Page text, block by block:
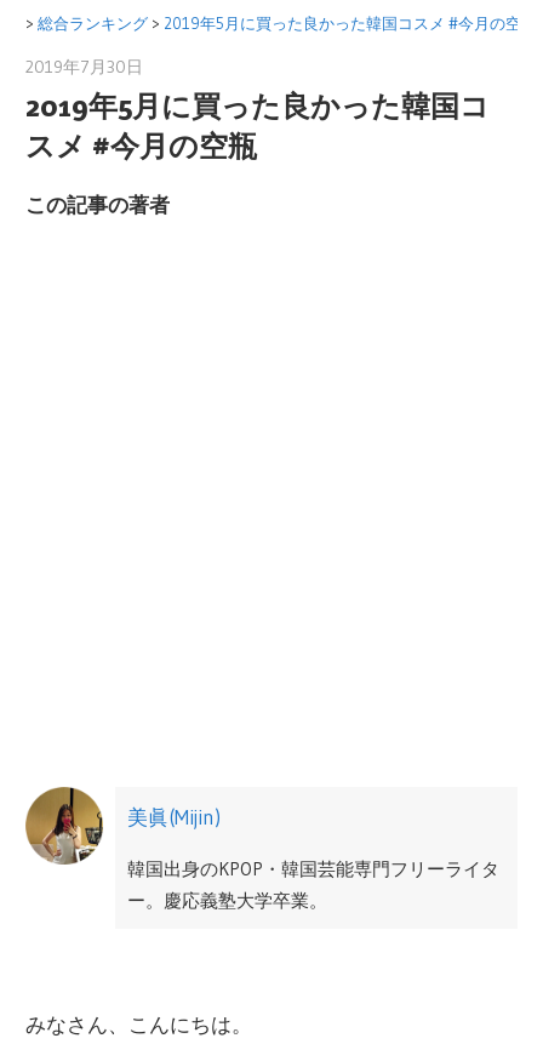
>総合ランキング > 2019年5月に買った良かった韓国コスメ #今月の空瓶
2019年7月30日
2019年5月に買った良かった韓国コ
スメ #今月の空瓶
この記事の著者
美眞(Mijin)
韓国出身のKPOP・韓国芸能専門フリーライタ
ー。慶応義塾大学卒業。
みなさん、こんにちは。